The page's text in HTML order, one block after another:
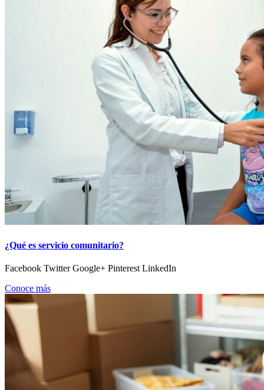
¿Qué es servicio comunitario?
Facebook Twitter Google+ Pinterest LinkedIn
Conoce más